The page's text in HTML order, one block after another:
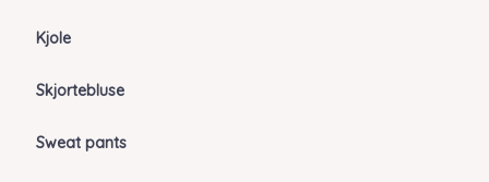
Kjole
Skjortebluse
Sweat pants